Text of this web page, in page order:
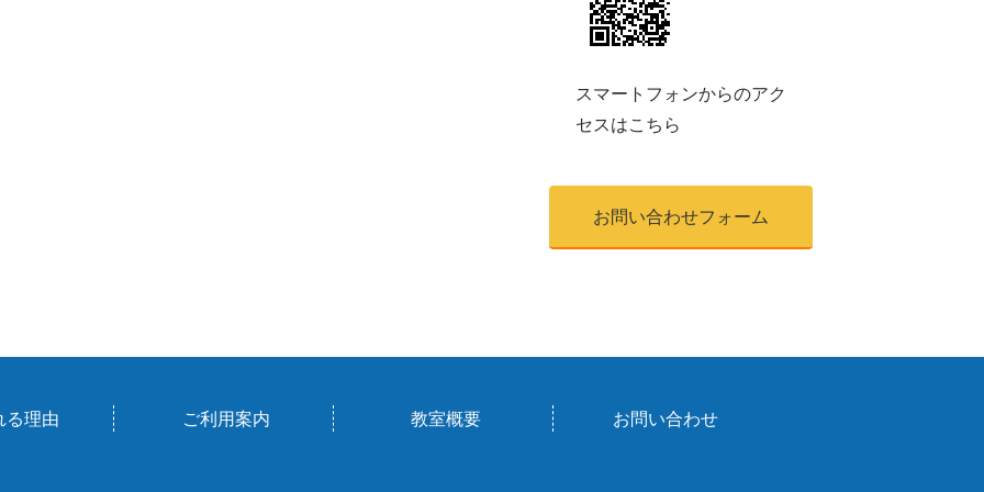
スマートフォンからのアク
セスはこちら
お問い合わせフォーム
る理由 ご利用案内 教室概要 お問い合わせ